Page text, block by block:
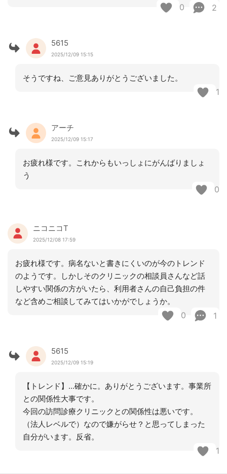
0 2
5615
2025/12/09 15:15
そうですね、ご意見ありがとうございました。
1
アーチ
2025/12/09 15:17
お疲れ様です。これからもいっしょにがんばりましょ
う
0
ニコニコT
2025/12/08 17:59
お疲れ様です。病名ないと書きにくいのが今のトレンド
のようです。しかしそのクリニックの相談員さんなど話
しやすい関係の方がいたら、利用者さんの自己負担の件
など含めご相談してみてはいかがでしょうか。
0 1
5615
2025/12/09 15:19
【トレンド】…確かに。ありがとうございます。事業所
との関係性大事です。
今回の訪問診療クリニックとの関係性は悪いです。
（法人レベルで）なので嫌がらせ？と思ってしまった
自分がいます。反省。
1